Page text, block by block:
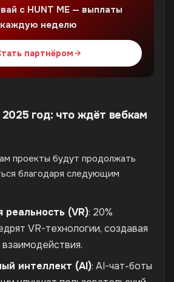
с HUNT ME — выплаты
каждую неделю
партнёром
2025 год: что ждёт вебкам
проекты будут продолжать
благодаря следующим
реальность (VR): 20%
VR-технологии, создавая
интеллект (AI): AI-чат-боты